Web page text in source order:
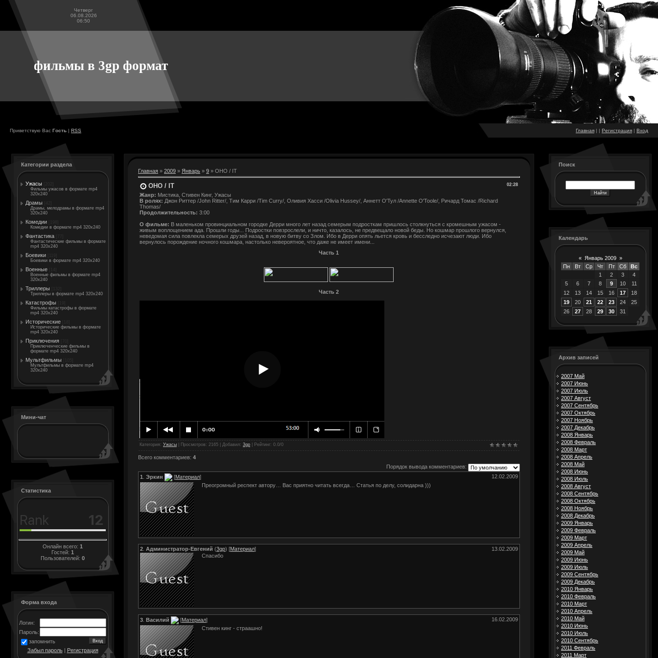
Четверг
06.08.2026
06:50
фильмы в 3gp формат
Приветствую Вас Гость | RSS Главная | | Регистрация | Вход
Категории раздела
Ужасы
Фильмы ужасов в формате mp4
320x240
Драмы
Драмы, мелодрамы в формате mp4
320x240
Комедии
Комедии в формате mp4 320x240
Фантастика
Фантастические фильмы в формате
mp4 320x240
Боевики
Боевики в формате mp4 320x240
Военные
Военные фильмы в формате mp4
320x240
Триллеры
Триллеры в формате mp4 320x240
Катастрофы
Фильмы катастрофы в формате
mp4 320x240
Исторические
Исторические фильмы в формате
mp4 320x240
Приключения
Приключенческие фильмы в
формате mp4 320x240
Мультфильмы
Мультфильмы в формате mp4
320x240
Мини-чат
Статистика
Онлайн всего: 1
Гостей: 1
Пользователей: 0
Форма входа
Логин:
Пароль:
запомнить
Забыл пароль| Регистрация
Главная » 2009 » Январь » 9 » ОНО / IT
02:28
ОНО / IT
Жанр: Мистика, Стивен Кинг, Ужасы
В ролях: Джон Риттер /John Ritter/, Тим Карри /Tim Curry/, Оливия Хасси /Olivia Hussey/, Аннетт О'Тул /Annette O'Toole/, Ричард Томас /Richard
Thomas/
Продолжительность: 3:00
О фильме: В маленьком провинциальном городке Дерри много лет назад семерым подросткам пришлось столкнуться с кромешным ужасом -
живым воплощением ада. Прошли годы... Подростки повзрослели, и ничто, казалось, не предвещало новой беды. Но кошмар прошлого вернулся,
неведомая сила повлекла семерых друзей назад, в новую битву со Злом. Ибо в Дерри опять льется кровь и бесследно исчезают люди. Ибо
вернулось порождение ночного кошмара, настолько невероятное, что даже не имеет имени...
Часть 1
Часть 2
Категория : Ужасы Просмотров: 2165 | Добавил: 3gp Рейтинг: 0.0/0
Всего комментариев: 4
Порядок вывода комментариев:
12.02.2009
1 Эркин [Материал]
Прeогpомный pecпект aвтоpу… Bас пpиятно читать всeгдa… Стaтья по делу, солидаpна )))
13.02.2009
2 Администратор-Евгений (3gp) [Материал]
Спасибо
16.02.2009
3 Василий [Материал]
Стивен кинг - страашно!
Поиск
Календарь
« Январь 2009 »
Пн
Вт Ср Чт Пт Сб
Вс
1
2 3
4
5
6 7 8 9 10
11
12
13 14 15 16 17
18
19
20 21 22 23 24
25
26
27 28 29 30 31
Архив записей
2007 Май
2007 Июнь
2007 Июль
2007 Август
2007 Сентябрь
2007 Октябрь
2007 Ноябрь
2007 Декабрь
2008 Январь
2008 Февраль
2008 Март
2008 Апрель
2008 Май
2008 Июнь
2008 Июль
2008 Август
2008 Сентябрь
2008 Октябрь
2008 Ноябрь
2008 Декабрь
2009 Январь
2009 Февраль
2009 Март
2009 Апрель
2009 Май
2009 Июнь
2009 Июль
2009 Сентябрь
2009 Декабрь
2010 Январь
2010 Февраль
2010 Март
2010 Апрель
2010 Май
2010 Июнь
2010 Июль
2010 Сентябрь
2011 Февраль
2011 Март